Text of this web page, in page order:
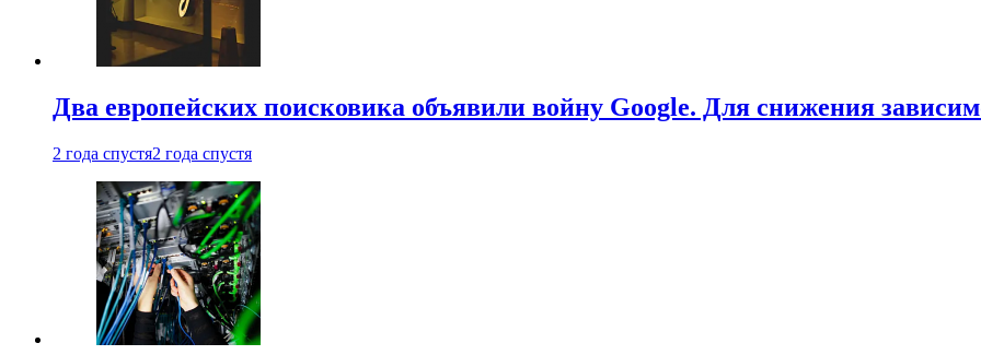
Два европейских поисковика объявили войну Google. Для снижения
2 года спустя2 года спустя